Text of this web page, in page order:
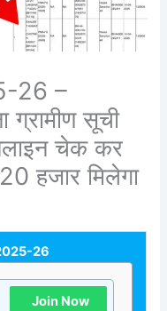
26 –
ग्रामीण सूची
चेक कर
हजार मिलेगा
26
Join Now